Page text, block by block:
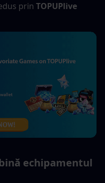
prin TOPUPlive
echipamentul